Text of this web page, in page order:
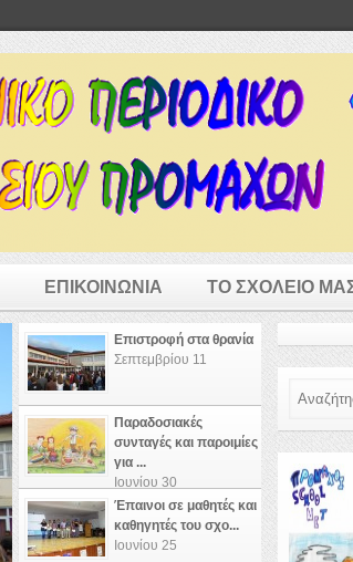
ΕΠΙΚΟΙΝΩΝΙΑ ΤΟ ΣΧΟΛΕΙΟ
Επιστροφή στα θρανία
Σεπτεμβρίου 11
Παραδοσιακές
συνταγές και παροιμίες
για ...
Ιουνίου 30
Έπαινοι σε μαθητές και
καθηγητές του σχο...
Ιουνίου 25